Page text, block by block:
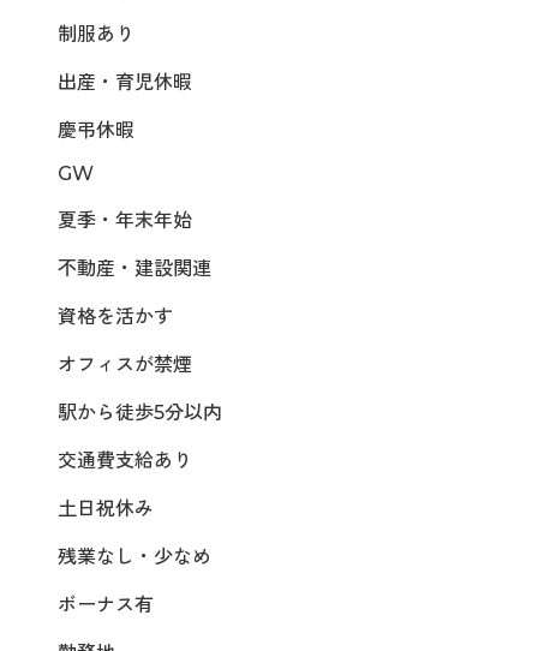
制服あり
出産・育児休暇
慶弔休暇
GW
夏季・年末年始
不動産・建設関連
資格を活かす
オフィスが禁煙
駅から徒歩5分以内
交通費支給あり
土日祝休み
残業なし・少なめ
ボーナス有